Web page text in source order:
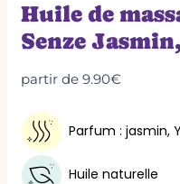
Huile de
Senze
partir de9.90€
Parfum : jasmin,
Huile naturelle